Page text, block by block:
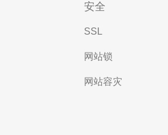
安全
SSL
网站锁
网站容灾